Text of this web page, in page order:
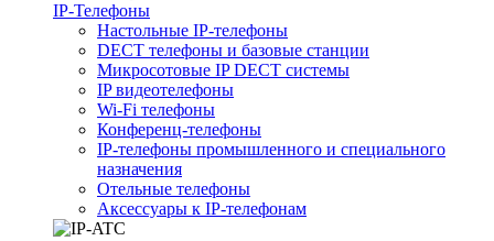
IP-Телефоны
Настольные IP-телефоны
DECT телефоны и базовые станции
Микросотовые IP DECT системы
IP видеотелефоны
Wi-Fi телефоны
Конференц-телефоны
IP-телефоны промышленного и специального
назначения
Отельные телефоны
Аксессуары к IP-телефонам